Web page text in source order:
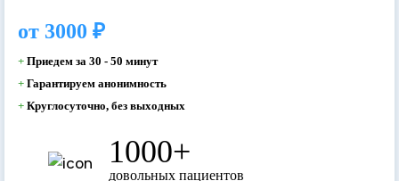
от 3000 ₽
+ Приедем за 30 - 50 минут
+ Гарантируем анонимность
+ Круглосуточно, без выходных
1000+
довольных пациентов
Ваш телефон
Ваша заявка
отправлена
Наш врач свяжется с вами в самое
ближайшее время!
Ваш телефон